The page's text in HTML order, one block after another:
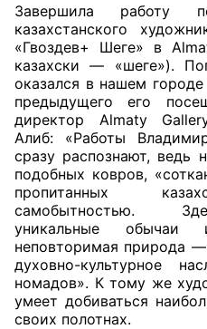
Завершила работу
казахстанского
«Гвоздев+ Шеге» в
казахски — «шеге»).
оказался в нашем
предыдущего его
директор Almaty
Алиб: «Работы
сразу распознают, ведь
подобных ковров,
пропитанных
самобытностью.
уникальные
неповторимая природа
духовно-культурное
номадов». К тому же
умеет добиваться
своих полотнах.